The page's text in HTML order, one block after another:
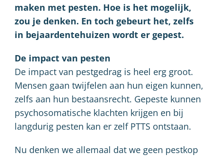
maken met pesten. Hoe is het mogelijk,
zou je denken. En toch gebeurt het, zelfs
in bejaardentehuizen wordt er gepest.
De impact van pesten
De impact van pestgedrag is heel erg groot.
Mensen gaan twijfelen aan hun eigen kunnen,
zelfs aan hun bestaansrecht. Gepeste kunnen
psychosomatische klachten krijgen en bij
langdurig pesten kan er zelf PTTS ontstaan.
Nu denken we allemaal dat we geen pestkop